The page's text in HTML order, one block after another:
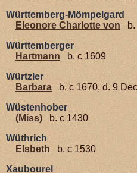
Württemberg-Mömpelgard
Eleonore Charlotte von
Württemberger
Hartmann
b. c 1609
Würtzler
Barbara
b. c 1670, d. 9
Wüstenhober
(Miss)
b. c 1430
Wüthrich
Elsbeth
b. c 1530
Xaubourel